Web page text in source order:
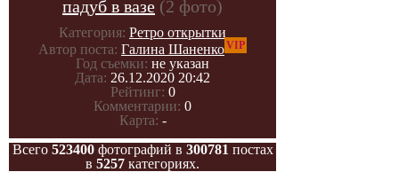
падуб в вазе (2 фото)
Категория: Ретро открытки
Автор поста: Галина ШаненкоVIP
Год съемки: не указан
Дата: 26.12.2020 20:42
Рейтинг: 0
Комментарии: 0
Карта: -
Всего 523400фотографий в 300781 постах
в 5257 категориях.